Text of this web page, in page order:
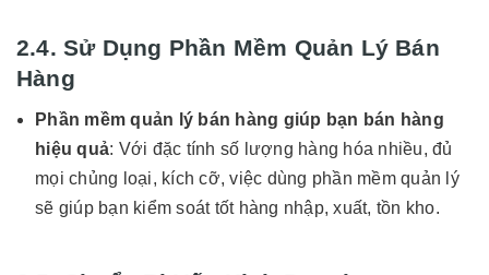
2.4. Sử Dụng Phần Mềm Quản Lý Bán
Hàng
Phần mềm quản lý bán hàng giúp bạn bán hàng
hiệu quả: Với đặc tính số lượng hàng hóa nhiều, đủ
mọi chủng loại, kích cỡ, việc dùng phần mềm quản lý
sẽ giúp bạn kiểm soát tốt hàng nhập, xuất, tồn kho.